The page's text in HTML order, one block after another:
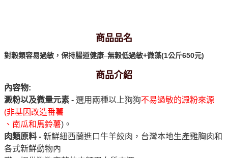
商品品名
對穀類容易過敏，保持腸道健康–無穀低過敏+微藻(1公斤650元)
商品介紹
內容物:
澱粉以及微量元素 - 選用兩種以上狗狗不易過敏的澱粉來源
(非基因改造番薯
、南瓜和馬鈴薯) 。
肉類原料 - 新鮮紐西蘭進口牛羊絞肉，台灣本地生產雞胸肉和
各式新鮮動物內